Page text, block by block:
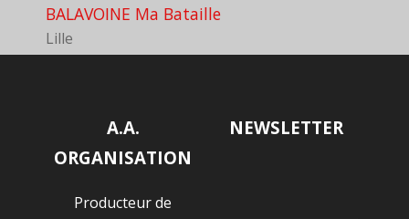
BALAVOINE Ma Bataille
Lille
A.A.
ORGANISATION
Producteur de
NEWSLETTER